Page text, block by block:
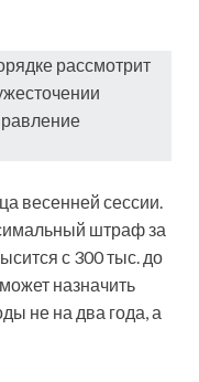
рассмотрит
весенней сессии.
штраф за
с 300 тыс. до
назначить
не на два года, а